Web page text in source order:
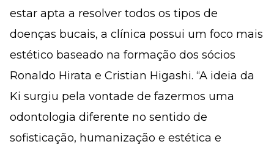
estar apta a resolver todos os tipos de
doenças bucais, a clínica possui um foco mais
estético baseado na formação dos sócios
Ronaldo Hirata e Cristian Higashi. “A ideia da
Ki surgiu pela vontade de fazermos uma
odontologia diferente no sentido de
sofisticação, humanização e estética e